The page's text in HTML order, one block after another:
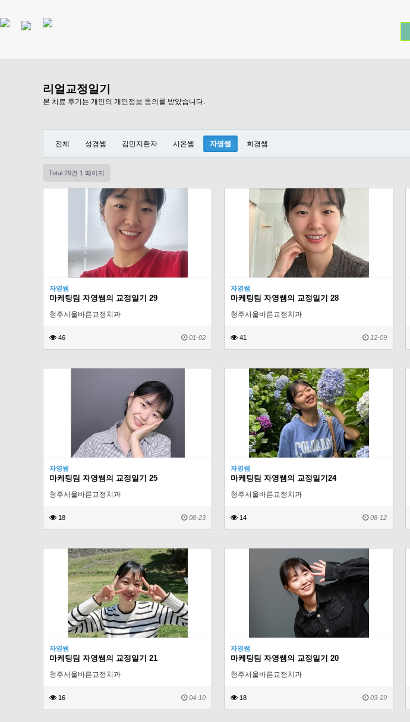
리얼교정일기
본 치료 후기는 개인의 개인정보 동의를 받았습니다.
전체 성경쌤 김민지환자 시온쌤 자영쌤 희경쌤
Total 29건 1 페이지
자영쌤
마케팅팀 자영쌤의 교정일기 29
청주서울바른교정치과
46 01-02
자영쌤
마케팅팀 자영쌤의 교정일기 28
청주서울바른교정치과
41 12-09
자영쌤
마케팅팀 자영쌤의 교정일기 25
청주서울바른교정치과
18 08-23
자영쌤
마케팅팀 자영쌤의 교정일기24
청주서울바른교정치과
14 08-12
자영쌤
마케팅팀 자영쌤의 교정일기 21
청주서울바른교정치과
16 04-10
자영쌤
마케팅팀 자영쌤의 교정일기 20
청주서울바른교정치과
18 03-29